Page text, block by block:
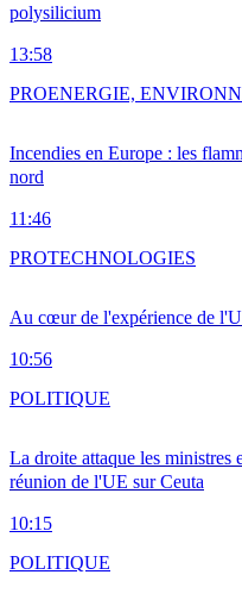
polysilicium
13:58
Incendies en Europe : les
nord
11:46
PROENERGIE,
Au cœur de l'expérience de
10:56
PROTECHNOLOGIES
La droite attaque les ministres
réunion de l'UE sur Ceuta
10:15
POLITIQUE
POLITIQUE